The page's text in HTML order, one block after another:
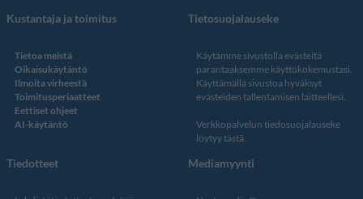
Kustantaja ja toimitus
Tietoa meistä
Oikaisukäytäntö
Ilmoita virheestä
Toimitusperiaatteet
Eettiset ohjeet
AI-käytäntö
Tietosuojalauseke
Käytämme sivustolla evästeitä
parantaaksemme käyttökokemustasi.
Käyttämällä sivustoa hyväksyt
evästeiden tallentamisen laitteellesi.
Verkkopalvelun tiedosuojalauseke
löytyy tästä
Tiedotteet Mediamyynti